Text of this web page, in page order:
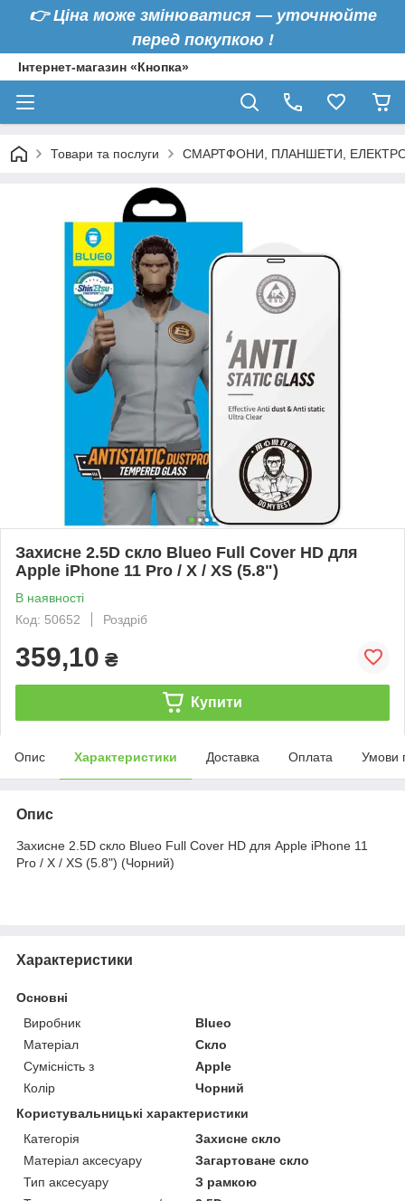
👉Ціна може змінюватися — уточнюйте
перед покупкою !
Інтернет-магазин «Кнопка»
Товари та послуги СМАРТФОНИ, ПЛАНШЕТИ,
Захисне 2.5D скло Blueo Full Cover HD для
Apple iPhone 11 Pro / X / XS (5.8")
В наявності
Код: 50652
Роздріб
359,10 ₴
Купити
Опис Характеристики Доставка Оплата Умови
Опис
Захисне 2.5D скло Blueo Full Cover HD для Apple iPhone 11
Pro / X / XS (5.8") (Чорний)
Характеристики
Основні
Виробник
Blueo
Матеріал
Скло
Сумісність з
Apple
Колір
Чорний
Користувальницькі характеристики
Категорія
Захисне скло
Матеріал аксесуару
Загартоване скло
Тип аксесуару
З рамкою